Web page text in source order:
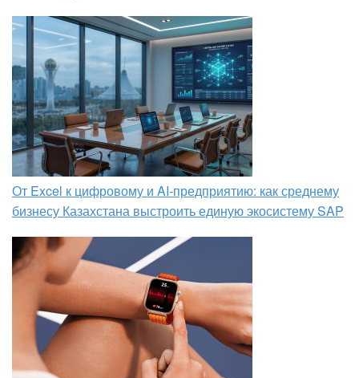
От Excel к цифровому и AI‑предприятию: как среднему
бизнесу Казахстана выстроить единую экосистему SAP